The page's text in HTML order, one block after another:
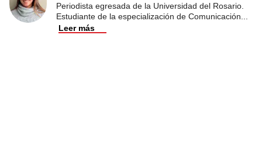
Periodista egresada de la Universidad del Rosario.
Estudiante de la especialización de Comunicación
Leer más